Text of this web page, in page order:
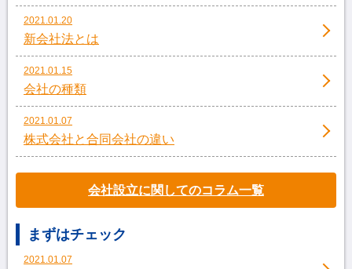
2021.01.20
新会社法とは
2021.01.15
会社の種類
2021.01.07
株式会社と合同会社の違い
会社設立に関してのコラム一覧
まずはチェック
2021.01.07